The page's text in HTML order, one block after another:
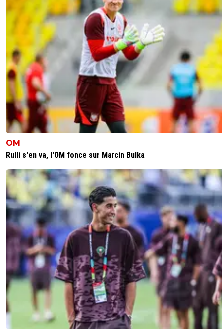
OM
Rulli s'en va, l'OM fonce sur Marcin Bulka